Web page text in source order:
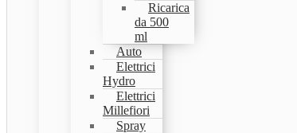
Ricarica
da 500
ml
Auto
Elettrici
Hydro
Elettrici
Millefiori
Spray